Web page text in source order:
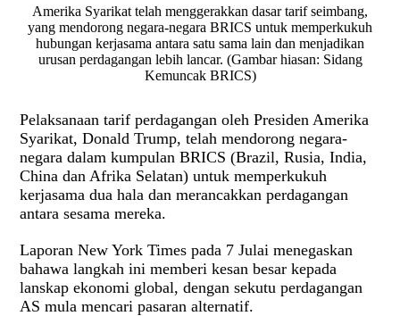
Amerika Syarikat telah menggerakkan dasar tarif seimbang,
yang mendorong negara-negara BRICS untuk memperkukuh
hubungan kerjasama antara satu sama lain dan menjadikan
urusan perdagangan lebih lancar. (Gambar hiasan: Sidang
Kemuncak BRICS)
Pelaksanaan tarif perdagangan oleh Presiden Amerika
Syarikat, Donald Trump, telah mendorong negara-
negara dalam kumpulan BRICS (Brazil, Rusia, India,
China dan Afrika Selatan) untuk memperkukuh
kerjasama dua hala dan merancakkan perdagangan
antara sesama mereka.
Laporan New York Times pada 7 Julai menegaskan
bahawa langkah ini memberi kesan besar kepada
lanskap ekonomi global, dengan sekutu perdagangan
AS mula mencari pasaran alternatif.